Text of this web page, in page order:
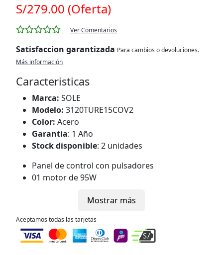
S/279.00 (Oferta)
Ver Comentarios
Satisfaccion garantizada Para cambios o devoluciones.
Más información
Caracteristicas
Marca: SOLE
Modelo: 3120TURE15COV2
Color: Acero
Garantia: 1 Año
Stock disponible: 2 unidades
Panel de control con pulsadores
01 motor de 95W
(protege a campana en caso de
sobrecalentamiento) y conexión a tierra.
Mostrar más
Aceptamos todas las tarjetas